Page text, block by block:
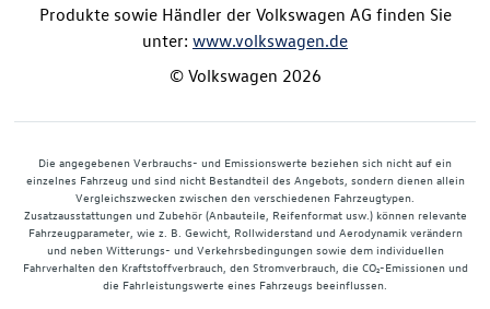
Produkte sowie Händler der Volkswagen AG finden Sie
unter: www.volkswagen.de
© Volkswagen 2026
Die angegebenen Verbrauchs- und Emissionswerte beziehen sich nicht auf ein
einzelnes Fahrzeug und sind nicht Bestandteil des Angebots, sondern dienen allein
Vergleichszwecken zwischen den verschiedenen Fahrzeugtypen.
Zusatzausstattungen und Zubehör (Anbauteile, Reifenformat usw.) können relevante
Fahrzeugparameter, wie z. B. Gewicht, Rollwiderstand und Aerodynamik verändern
und neben Witterungs- und Verkehrsbedingungen sowie dem individuellen
Fahrverhalten den Kraftstoffverbrauch, den Stromverbrauch, die CO₂-Emissionen und
die Fahrleistungswerte eines Fahrzeugs beeinflussen.